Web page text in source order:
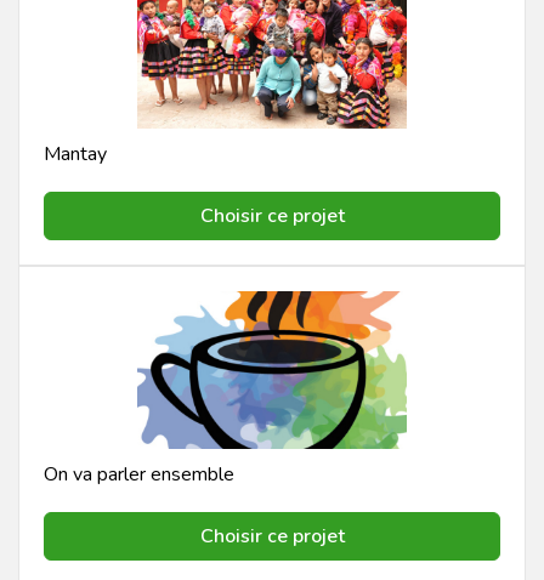
Mantay
Choisir ce projet
On va parler ensemble
Choisir ce projet